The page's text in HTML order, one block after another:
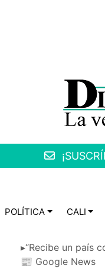
POLÍTICA CALI
▸“Recibe un país
📰 Google News